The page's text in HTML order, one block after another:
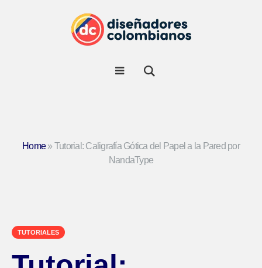
Home» Tutorial: Caligrafía Gótica del Papel a la Pared por
NandaType
TUTORIALES